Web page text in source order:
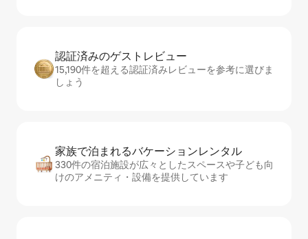
認証済みのゲ⁠ス⁠ト⁠レ⁠ビ⁠ュ⁠ー
15,190件を超える認証済みレビューを参考に選びま
しょう
家族で泊まれるバ⁠ケ⁠ー⁠シ⁠ョ⁠ンレ⁠ン⁠タ⁠ル
330件の宿泊施設が広々としたスペースや子ども向
けのアメニティ・設備を提供しています